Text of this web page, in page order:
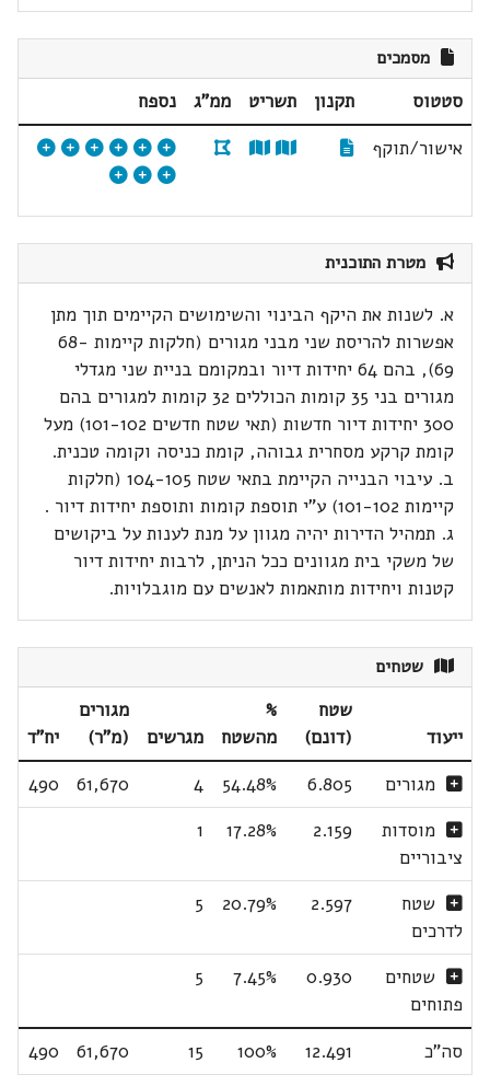
מסמכים
סטטוס תקנון תשריט ממ"ג
נספח
אישור/תוקף
מטרת התוכנית
א. לשנות את היקף הבינוי והשימושים הקיימים תוך מתן
אפשרות להריסת שני מבני מגורים (חלקות קיימות 68-
69), בהם 64 יחידות דיור ובמקומם בניית שני מגדלי
מגורים בני 35 קומות הכוללים 32 קומות למגורים בהם
300 יחידות דיור חדשות (תאי שטח חדשים 101-102) מעל
קומת קרקע מסחרית גבוהה, קומת כניסה וקומה טכנית.
ב. עיבוי הבנייה הקיימת בתאי שטח 104-105 (חלקות
קיימות 101-102) ע"י תוספת קומות ותוספת יחידות דיור .
ג. תמהיל הדירות יהיה מגוון על מנת לענות על ביקושים
של משקי בית מגוונים ככל הניתן, לרבות יחידות דיור
קטנות ויחידות מותאמות לאנשים עם מוגבלויות.
שטחים
ייעוד
שטח
(דונם)
%
מהשטח
מגרשים
מגורים
(מ"ר)
יח"ד
מגורים
6.805
54.48%
4
61,670
490
מוסדות
ציבוריים
2.159
17.28%
1
שטח
לדרכים
2.597
20.79%
5
שטחים
פתוחים
0.930
7.45%
5
סה"כ 12.491
100%
15
61,670
490